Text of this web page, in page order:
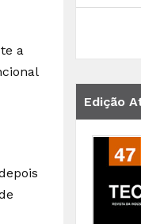
a
Edição